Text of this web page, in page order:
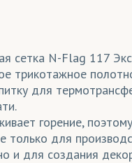
сетка N-Flag 117
трикотажное
для
горение,
только для
и для создания